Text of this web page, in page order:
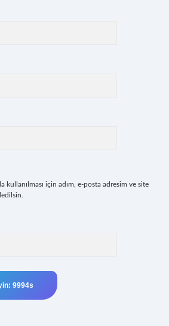
kullanılması için adım, e-posta adresim ve site